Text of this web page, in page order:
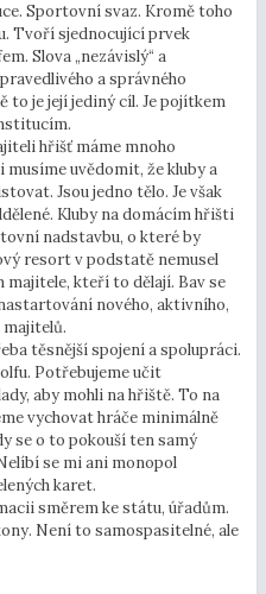
Sportovní svaz. Kromě toho
Tvoří sjednocující prvek
Slova „nezávislý“ a
a správného
to je její jediný cíl. Je pojítkem
hřišť máme mnoho
uvědomit, že kluby a
Jsou jedno tělo. Je však
Kluby na domácím hřišti
nadstavbu, o které by
resort v podstatě nemusel
majitele, kteří to dělají. Bav se
nového, aktivního,
majitelů.
těsnější spojení a spolupráci.
Potřebujeme učit
aby mohli na hřiště. To na
vychovat hráče minimálně
se o to pokouší ten samý
se mi ani monopol
karet.
směrem ke státu, úřadům.
Není to samospasitelné, ale